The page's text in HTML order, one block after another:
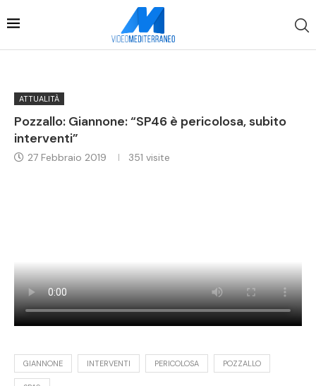
ATTUALITÀ
Pozzallo: Giannone: “SP46 è pericolosa, subito
interventi”
27 Febbraio 2019 351 visite
GIANNONE INTERVENTI PERICOLOSA POZZALLO